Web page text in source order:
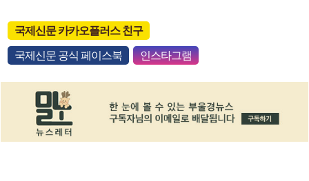
국제신문 카카오플러스 친구
국제신문 공식 페이스북 인스타그램